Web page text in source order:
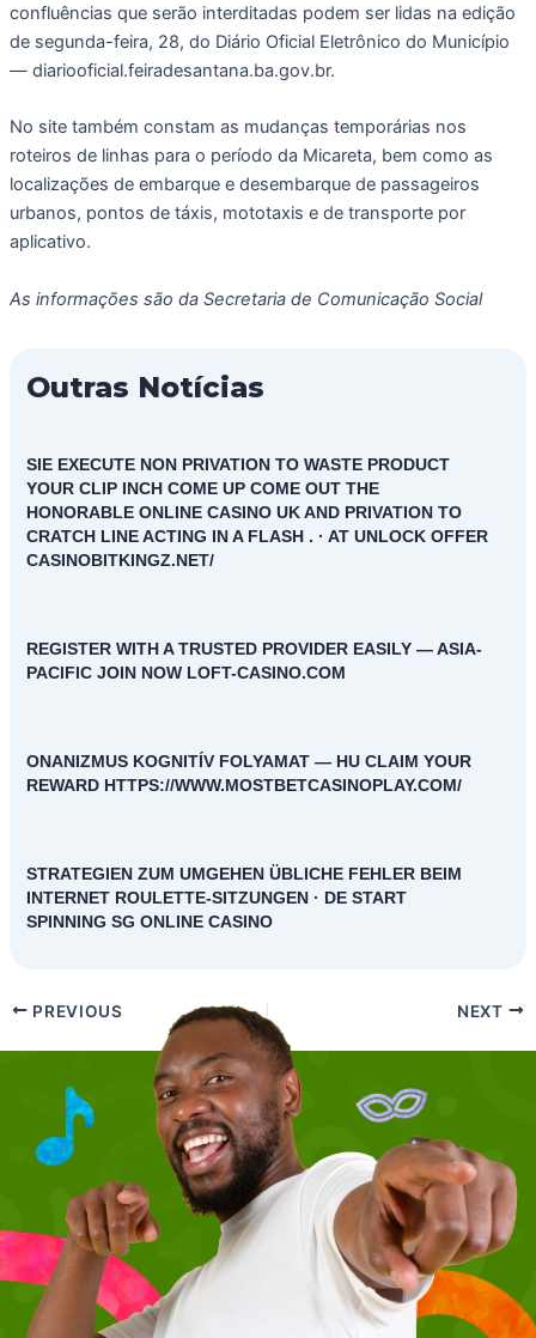
confluências que serão interditadas podem ser lidas na edição
de segunda-feira, 28, do Diário Oficial Eletrônico do Município
— diariooficial.feiradesantana.ba.gov.br.
No site também constam as mudanças temporárias nos
roteiros de linhas para o período da Micareta, bem como as
localizações de embarque e desembarque de passageiros
urbanos, pontos de táxis, mototaxis e de transporte por
aplicativo.
As informações são da Secretaria de Comunicação Social
Outras Notícias
SIE EXECUTE NON PRIVATION TO WASTE PRODUCT
YOUR CLIP INCH COME UP COME OUT THE
HONORABLE ONLINE CASINO UK AND PRIVATION TO
CRATCH LINE ACTING IN A FLASH . · AT UNLOCK OFFER
CASINOBITKINGZ.NET/
REGISTER WITH A TRUSTED PROVIDER EASILY — ASIA-
PACIFIC JOIN NOW LOFT-CASINO.COM
ONANIZMUS KOGNITÍV FOLYAMAT — HU CLAIM YOUR
REWARD HTTPS://WWW.MOSTBETCASINOPLAY.COM/
STRATEGIEN ZUM UMGEHEN ÜBLICHE FEHLER BEIM
INTERNET ROULETTE-SITZUNGEN · DE START
SPINNING SG ONLINE CASINO
PREVIOUS NEXT